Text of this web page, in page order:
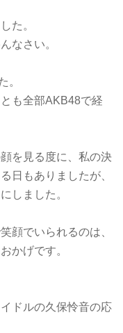
た。
なさい。
。
も全部AKB48で経
を見る度に、私の決
日もありましたが、
しました。
顔でいられるのは、
かげです。
ドルの久保怜音の応